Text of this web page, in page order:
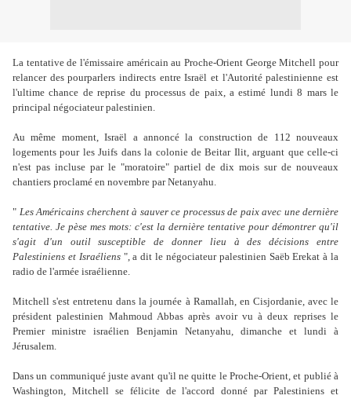
La tentative de l'émissaire américain au Proche-Orient George Mitchell pour
relancer des pourparlers indirects entre Israël et l'Autorité palestinienne est
l'ultime chance de reprise du processus de paix, a estimé lundi 8 mars le
principal négociateur palestinien.
Au même moment, Israël a annoncé la construction de 112 nouveaux
logements pour les Juifs dans la colonie de Beitar Ilit, arguant que celle-ci
n'est pas incluse par le "moratoire" partiel de dix mois sur de nouveaux
chantiers proclamé en novembre par Netanyahu.
" Les Américains cherchent à sauver ce processus de paix avec une dernière
tentative. Je pèse mes mots: c'est la dernière tentative pour démontrer qu'il
s'agit d'un outil susceptible de donner lieu à des décisions entre
Palestiniens et Israéliens", a dit le négociateur palestinien Saëb Erekat à la
radio de l'armée israélienne.
Mitchell s'est entretenu dans la journée à Ramallah, en Cisjordanie, avec le
président palestinien Mahmoud Abbas après avoir vu à deux reprises le
Premier ministre israélien Benjamin Netanyahu, dimanche et lundi à
Jérusalem.
Dans un communiqué juste avant qu'il ne quitte le Proche-Orient, et publié à
Washington, Mitchell se félicite de l'accord donné par Palestiniens et